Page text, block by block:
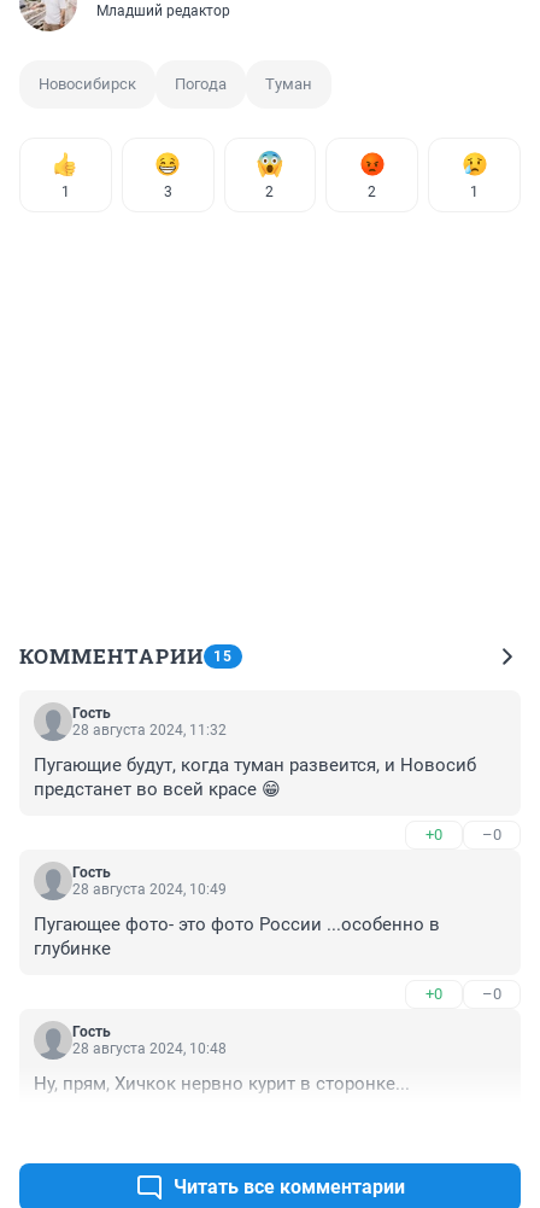
Младший редактор
Новосибирск Погода Туман
1 3 2 2 1
КОММЕНТАРИИ 15
Гость
28 августа 2024, 11:32
Пугающие будут, когда туман развеится, и Новосиб
предстанет во всей красе 😁
+0 –0
Гость
28 августа 2024, 10:49
Пугающее фото- это фото России ...особенно в
глубинке
+0 –0
Гость
28 августа 2024, 10:48
Ну, прям, Хичкок нервно курит в сторонке...
Читать все комментарии